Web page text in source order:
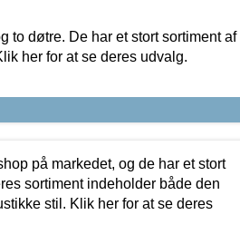
to døtre. De har et stort sortiment af
her for at se deres udvalg.
på markedet, og de har et stort
sortiment indeholder både den
stil. Klik her for at se deres